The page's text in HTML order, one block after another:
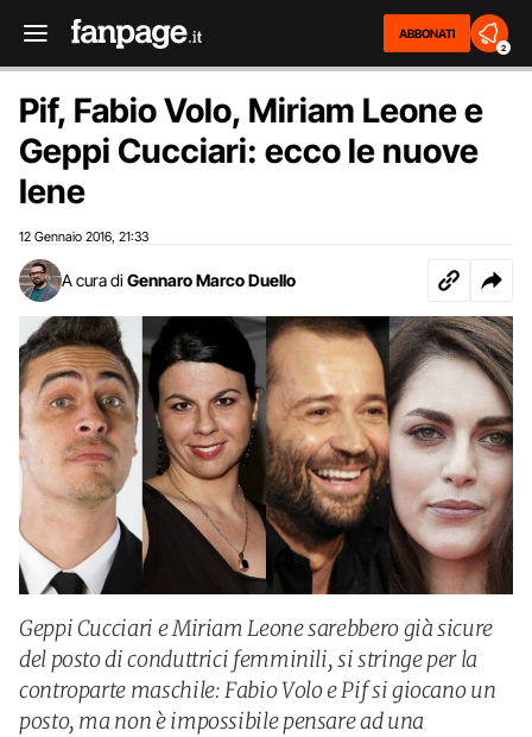
ABBONATI
2
Pif, Fabio Volo, Miriam Leone e
Geppi Cucciari: ecco le nuove
Iene
12 Gennaio 2016 21:33
A cura di Gennaro Marco Duello
Geppi Cucciari e Miriam Leone sarebbero già sicure
del posto di conduttrici femminili, si stringe per la
controparte maschile: Fabio Volo e Pif si giocano un
posto, ma non è impossibile pensare ad una